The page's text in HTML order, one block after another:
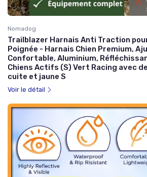
Nomadog
Trailblazer Harnais Anti Traction
Poignée - Harnais Chien Premium,
Confortable, Aluminium,
Chiens Actifs (S) Vert Racing avec
cuite et jaune S
Voir le détail